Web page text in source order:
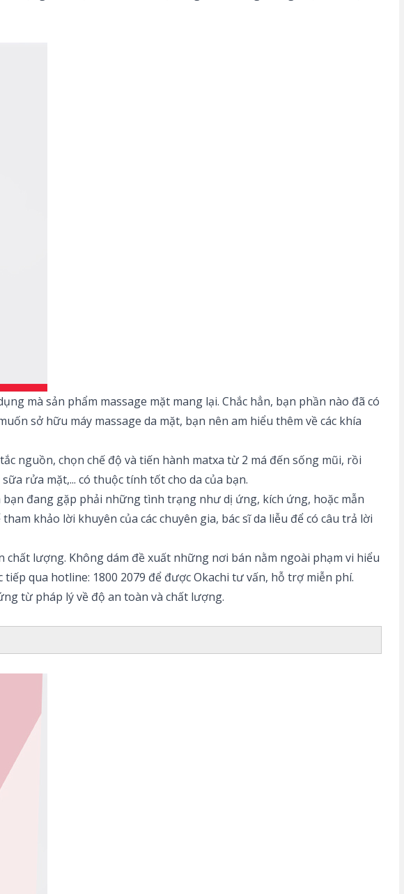
mà sản phẩm massage mặt mang lại. Chắc hẳn, bạn phần nào đã có
sở hữu máy massage da mặt, bạn nên am hiểu thêm về các khía
nguồn, chọn chế độ và tiến hành matxa từ 2 má đến sống mũi, rồi
rửa mặt,... có thuộc tính tốt cho da của bạn.
bạn đang gặp phải những tình trạng như dị ứng, kích ứng, hoặc mẫn
khảo lời khuyên của các chuyên gia, bác sĩ da liễu để có câu trả lời
lượng. Không dám đề xuất những nơi bán nằm ngoài phạm vi hiểu
qua hotline: 1800 2079 để được Okachi tư vấn, hỗ trợ miễn phí.
từ pháp lý về độ an toàn và chất lượng.